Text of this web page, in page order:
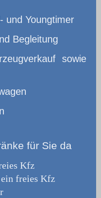
und Youngtimer
Begleitung
sowie
für Sie da
Kfz
freies Kfz